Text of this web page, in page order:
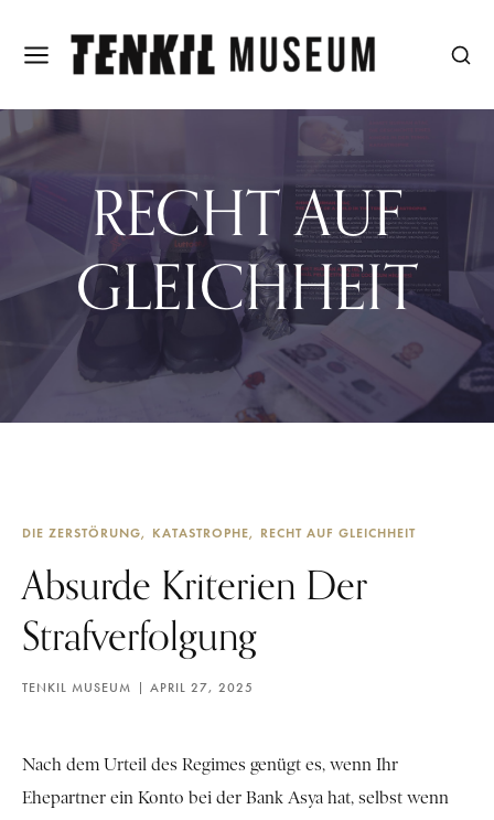
RECHT AUF
GLEICHHEIT
DIE ZERSTÖRUNG KATASTROPHE RECHT AUF GLEICHHEIT
Absurde Kriterien Der
Strafverfolgung
TENKIL MUSEUM APRIL 27, 2025
Nach dem Urteil des Regimes genügt es, wenn Ihr
Ehepartner ein Konto bei der Bank Asya hat, selbst wenn